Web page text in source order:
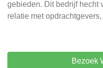
gebieden. Dit bedrijf hecht
relatie met opdrachtgevers,
Bezoek